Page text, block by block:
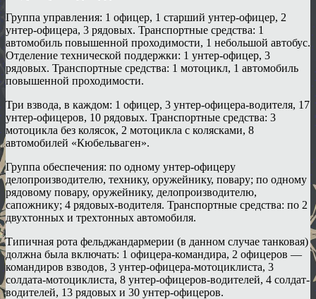
Группа управления: 1 офицер, 1 старший унтер-офицер, 2
унтер-офицера, 3 рядовых. Транспортные средства: 1
автомобиль повышенной проходимости, 1 небольшой автобус.
Отделение технической поддержки: 1 унтер-офицер, 3
рядовых. Транспортные средства: 1 мотоцикл, 1 автомобиль
повышенной проходимости.
Три взвода, в каждом: 1 офицер, 3 унтер-офицера-водителя, 17
унтер-офицеров, 10 рядовых. Транспортные средства: 3
мотоцикла без колясок, 2 мотоцикла с колясками, 8
автомобилей «Кюбельваген».
Группа обеспечения: по одному унтер-офицеру
делопроизводителю, технику, оружейнику, повару; по одному
рядовому повару, оружейнику, делопроизводителю,
сапожнику; 4 рядовых-водителя. Транспортные средства: по 2
двухтонных и трехтонных автомобиля.
Типичная рота фельджандармерии (в данном случае танковая)
должна была включать: 1 офицера-командира, 2 офицеров —
командиров взводов, 3 унтер-офицера-мотоциклиста, 3
солдата-мотоциклиста, 8 унтер-офицеров-водителей, 4 солдат-
водителей, 13 рядовых и 30 унтер-офицеров.